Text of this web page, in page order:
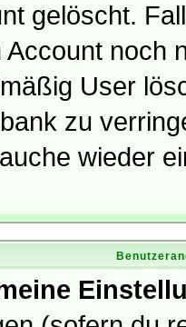
gelöscht.
Account noch
User
zu
wieder